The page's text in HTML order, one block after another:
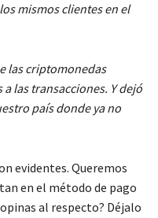
mismos clientes en el
las criptomonedas
las transacciones. Y dejó
país donde ya no
evidentes. Queremos
en el método de pago
al respecto? Déjalo